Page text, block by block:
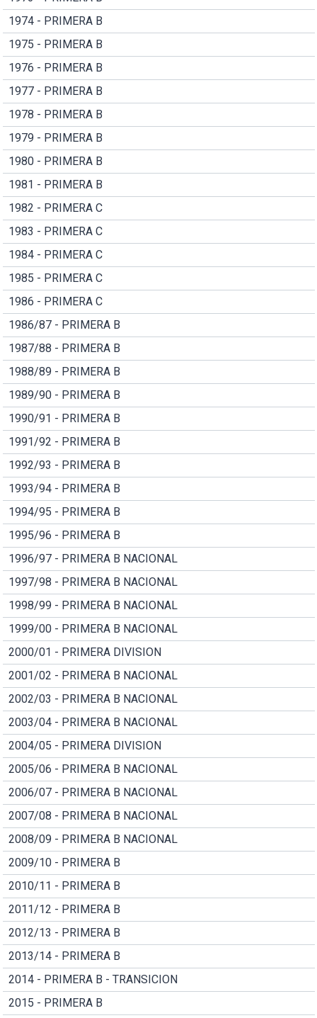
1974 - PRIMERA B
1975 - PRIMERA B
1976 - PRIMERA B
1977 - PRIMERA B
1978 - PRIMERA B
1979 - PRIMERA B
1980 - PRIMERA B
1981 - PRIMERA B
1982 - PRIMERA C
1983 - PRIMERA C
1984 - PRIMERA C
1985 - PRIMERA C
1986 - PRIMERA C
1986/87 - PRIMERA B
1987/88 - PRIMERA B
1988/89 - PRIMERA B
1989/90 - PRIMERA B
1990/91 - PRIMERA B
1991/92 - PRIMERA B
1992/93 - PRIMERA B
1993/94 - PRIMERA B
1994/95 - PRIMERA B
1995/96 - PRIMERA B
1996/97 - PRIMERA B NACIONAL
1997/98 - PRIMERA B NACIONAL
1998/99 - PRIMERA B NACIONAL
1999/00 - PRIMERA B NACIONAL
2000/01 - PRIMERA DIVISION
2001/02 - PRIMERA B NACIONAL
2002/03 - PRIMERA B NACIONAL
2003/04 - PRIMERA B NACIONAL
2004/05 - PRIMERA DIVISION
2005/06 - PRIMERA B NACIONAL
2006/07 - PRIMERA B NACIONAL
2007/08 - PRIMERA B NACIONAL
2008/09 - PRIMERA B NACIONAL
2009/10 - PRIMERA B
2010/11 - PRIMERA B
2011/12 - PRIMERA B
2012/13 - PRIMERA B
2013/14 - PRIMERA B
2014 - PRIMERA B - TRANSICION
2015 - PRIMERA B